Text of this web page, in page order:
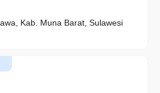
Kab. Muna Barat, Sulawesi